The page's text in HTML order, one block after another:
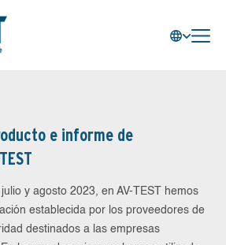
e informe de
y agosto 2023, en AV-TEST hemos
establecida por los proveedores de
destinados a las empresas